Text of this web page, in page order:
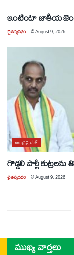
ఇంటింటా జాతీయ
చైతన్యరధం @August 9, 2026
ఆంధ్రప్రదేశ్
గొడ్డలి పార్టీ కుట్రలను
చైతన్యరధం @August 9, 2026
ముఖ్య వార్తలు